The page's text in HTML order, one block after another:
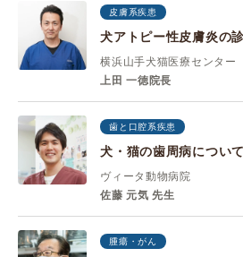
皮膚系疾患
犬アトピー性皮膚炎の
横浜山手犬猫医療センター
上田 一徳院長
歯と口腔系疾患
犬・猫の歯周病について
ヴィータ動物病院
佐藤 元気 先生
腫瘍・がん